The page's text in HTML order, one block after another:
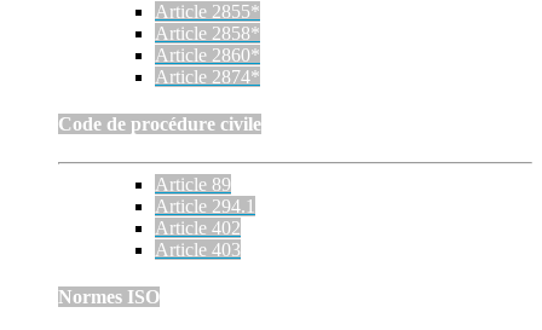
Article 2855*
Article 2858*
Article 2860*
Article 2874*
Code de procédure civile
Article 89
Article 294.1
Article 402
Article 403
Normes ISO